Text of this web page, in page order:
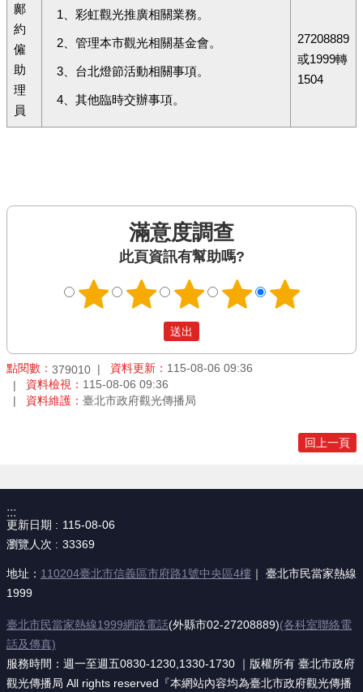
鄺
約
僱
助
理
員
1、彩虹觀光推廣相關業務。
2、管理本市觀光相關基金會。
3、台北燈節活動相關事項。
4、其他臨時交辦事項。
27208889
或1999轉
1504
滿意度調查
此頁資訊有幫助嗎?
點閱數： 379010 資料更新： 115-08-06 09:36
資料檢視： 115-08-06 09:36
資料維護： 臺北市政府觀光傳播局
回上一頁
:::
更新日期
115-08-06
瀏覽人次
33369
地址： 110204臺北市信義區市府路1號中央區4樓 ｜ 臺北市民當家熱線
1999
臺北市民當家熱線1999網路電話(外縣市02-27208889)(各科室聯絡電
話及傳真)
服務時間：週一至週五0830-1230,1330-1730 ｜版權所有 臺北市政府
觀光傳播局 All rights reserved『本網站內容均為臺北市政府觀光傳播